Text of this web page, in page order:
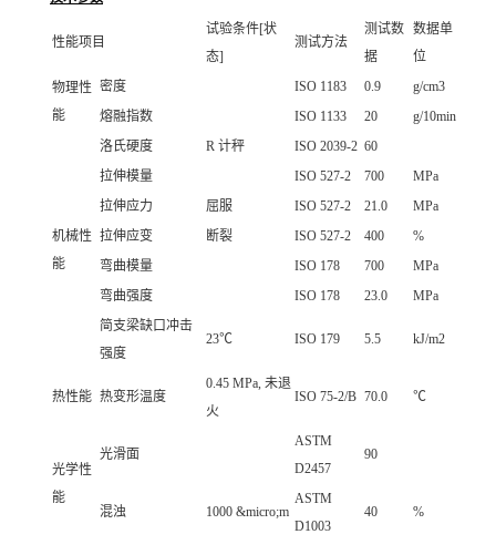
性能项目
试验条件[状
态]
测试方法
测试数
据
数据单
位
物理性
能
密度 ISO 1183 0.9
g/cm3
熔融指数
ISO 1133 20 g/10min
机械性
能
洛氏硬度 R 计秤 ISO 2039-2 60
拉伸模量
ISO 527-2 700
MPa
拉伸应力
屈服 ISO 527-2 21.0
MPa
拉伸应变
断裂 ISO 527-2 400
%
弯曲模量
ISO 178 700
MPa
弯曲强度
ISO 178 23.0
MPa
简支梁缺口冲击
强度
23℃ ISO 179 5.5 kJ/m2
热性能 热变形温度
0.45 MPa, 未退
火
ISO 75-2/B 70.0 ℃
光学性
能
光滑面
ASTM
D2457
90
混浊 1000 &micro;m
ASTM
D1003
40 %